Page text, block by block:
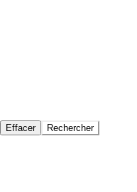
Effacer Rechercher